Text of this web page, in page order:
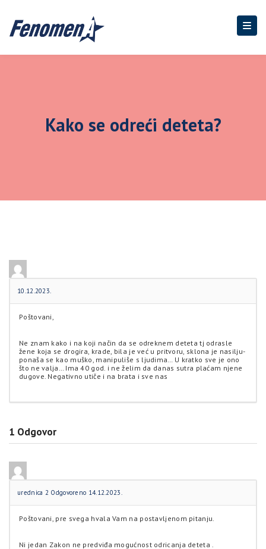
Kako se odreći deteta?
10.12.2023.
Poštovani,
Ne znam kako i na koji način da se odreknem deteta tj odrasle
žene koja se drogira, krade, bila je već u pritvoru, sklona je nasilju-
ponaša se kao muško, manipuliše s ljudima… U kratko sve je ono
što ne valja… Ima 40 god. i ne želim da danas sutra plaćam njene
dugove. Negativno utiče i na brata i sve nas
1 Odgovor
urednica 2 Odgovoreno 14.12.2023.
Poštovani, pre svega hvala Vam na postavljenom pitanju.
Ni jedan Zakon ne predviđa mogućnost odricanja deteta .